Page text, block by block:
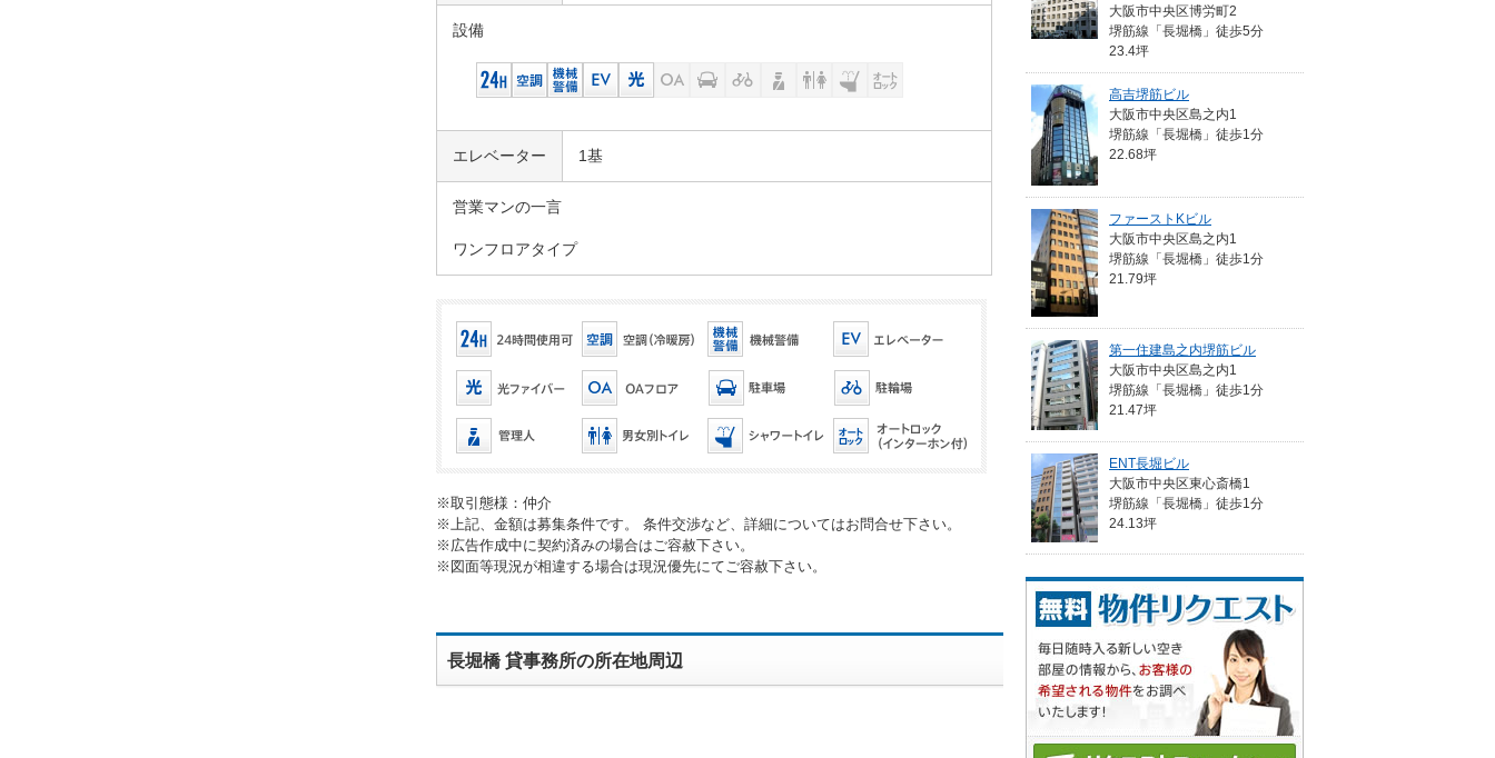
設備
エレベーター 1基
営業マンの一言
ワンフロアタイプ
※取引態様：仲介
※上記、金額は募集条件です。 条件交渉など、詳細についてはお問合せ下さい。
※広告作成中に契約済みの場合はご容赦下さい。
※図面等現況が相違する場合は現況優先にてご容赦下さい。
長堀橋 貸事務所の所在地周辺
大阪市中央区博労町2
堺筋線「長堀橋」徒歩5分
23.4坪
高吉堺筋ビル
大阪市中央区島之内1
堺筋線「長堀橋」徒歩1分
22.68坪
ファーストKビル
大阪市中央区島之内1
堺筋線「長堀橋」徒歩1分
21.79坪
第一住建島之内堺筋ビル
大阪市中央区島之内1
堺筋線「長堀橋」徒歩1分
21.47坪
ENT長堀ビル
大阪市中央区東心斎橋1
堺筋線「長堀橋」徒歩1分
24.13坪